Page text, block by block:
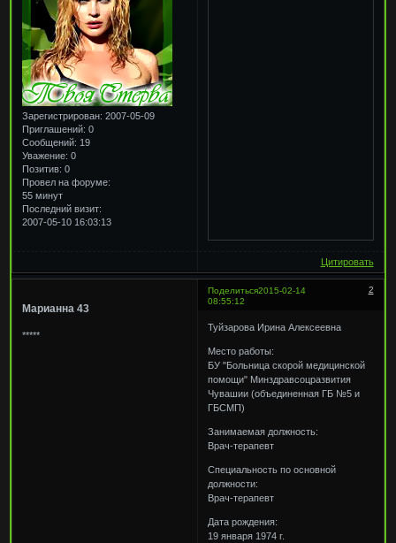
Зарегистрирован: 2007-05-09
Приглашений: 0
Сообщений: 19
Уважение: 0
Позитив: 0
Провел на форуме:
55 минут
Последний визит:
2007-05-10 16:03:13
Цитировать
Поделиться 2
2015-02-14
08:55:12
Марианна 43
*****
Туйзарова Ирина Алексеевна
Место работы:
БУ "Больница скорой медицинской
помощи" Минздравсоцразвития
Чувашии (объединенная ГБ №5 и
ГБСМП)
Занимаемая должность:
Врач-терапевт
Специальность по основной
должности:
Врач-терапевт
Дата рождения:
19 января 1974 г.